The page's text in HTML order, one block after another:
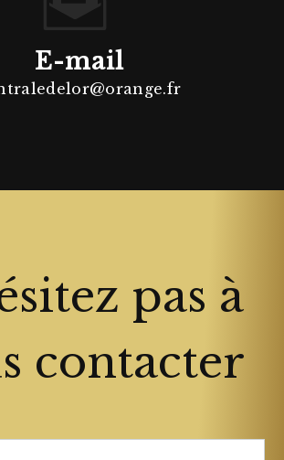
E-mail
pas à
contacter